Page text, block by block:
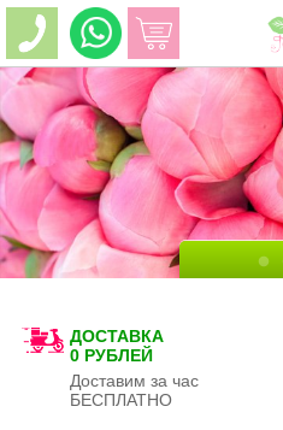
ДОСТАВКА
0 РУБЛЕЙ
Доставим за час
БЕСПЛАТНО